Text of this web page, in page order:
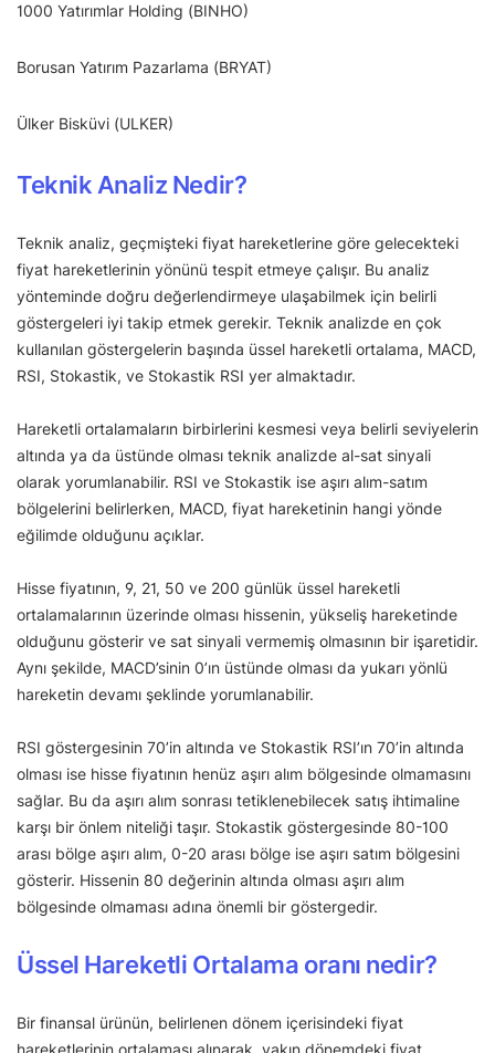
1000 Yatırımlar Holding (BINHO)
Borusan Yatırım Pazarlama (BRYAT)
Ülker Bisküvi (ULKER)
Teknik Analiz Nedir?
Teknik analiz, geçmişteki fiyat hareketlerine göre gelecekteki
fiyat hareketlerinin yönünü tespit etmeye çalışır. Bu analiz
yönteminde doğru değerlendirmeye ulaşabilmek için belirli
göstergeleri iyi takip etmek gerekir. Teknik analizde en çok
kullanılan göstergelerin başında üssel hareketli ortalama, MACD,
RSI, Stokastik, ve Stokastik RSI yer almaktadır.
Hareketli ortalamaların birbirlerini kesmesi veya belirli seviyelerin
altında ya da üstünde olması teknik analizde al-sat sinyali
olarak yorumlanabilir. RSI ve Stokastik ise aşırı alım-satım
bölgelerini belirlerken, MACD, fiyat hareketinin hangi yönde
eğilimde olduğunu açıklar.
Hisse fiyatının, 9, 21, 50 ve 200 günlük üssel hareketli
ortalamalarının üzerinde olması hissenin, yükseliş hareketinde
olduğunu gösterir ve sat sinyali vermemiş olmasının bir işaretidir.
Aynı şekilde, MACD’sinin 0’ın üstünde olması da yukarı yönlü
hareketin devamı şeklinde yorumlanabilir.
RSI göstergesinin 70’in altında ve Stokastik RSI’ın 70’in altında
olması ise hisse fiyatının henüz aşırı alım bölgesinde olmamasını
sağlar. Bu da aşırı alım sonrası tetiklenebilecek satış ihtimaline
karşı bir önlem niteliği taşır. Stokastik göstergesinde 80-100
arası bölge aşırı alım, 0-20 arası bölge ise aşırı satım bölgesini
gösterir. Hissenin 80 değerinin altında olması aşırı alım
bölgesinde olmaması adına önemli bir göstergedir.
Üssel Hareketli Ortalama oranı nedir?
Bir finansal ürünün, belirlenen dönem içerisindeki fiyat
hareketlerinin ortalaması alınarak, yakın dönemdeki fiyat